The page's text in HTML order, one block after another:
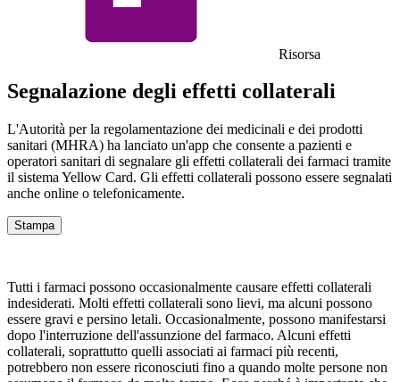
Risorsa
Segnalazione degli effetti collaterali
L'Autorità per la regolamentazione dei medicinali e dei prodotti
sanitari (MHRA) ha lanciato un'app che consente a pazienti e
operatori sanitari di segnalare gli effetti collaterali dei farmaci tramite
il sistema Yellow Card. Gli effetti collaterali possono essere segnalati
anche online o telefonicamente.
Stampa
Tutti i farmaci possono occasionalmente causare effetti collaterali
indesiderati. Molti effetti collaterali sono lievi, ma alcuni possono
essere gravi e persino letali. Occasionalmente, possono manifestarsi
dopo l'interruzione dell'assunzione del farmaco. Alcuni effetti
collaterali, soprattutto quelli associati ai farmaci più recenti,
potrebbero non essere riconosciuti fino a quando molte persone non